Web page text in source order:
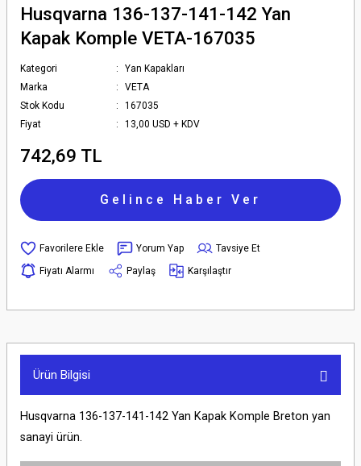
Husqvarna 136-137-141-142 Yan
Kapak Komple VETA-167035
Kategori
Yan Kapakları
Marka
VETA
Stok Kodu
167035
Fiyat
13,00 USD + KDV
742,69 TL
Gelince Haber Ver
Yorum Yap
Tavsiye Et
Fiyatı Alarmı
Paylaş Karşılaştır
Ürün Bilgisi
Husqvarna 136-137-141-142 Yan Kapak Komple Breton yan
sanayi ürün.